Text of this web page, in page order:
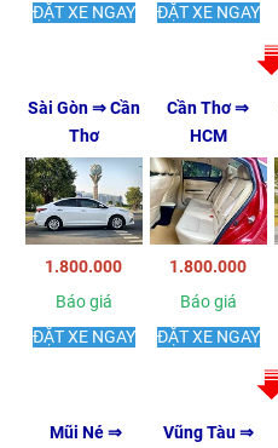
ĐẶT XE NGAY
ĐẶT XE NGAY
Sài Gòn ⇒ Cần
Thơ
Cần Thơ ⇒
HCM
1.800.000 1.800.000
Báo giá
Báo giá
ĐẶT XE NGAY
ĐẶT XE NGAY
Mũi Né ⇒
Vũng Tàu ⇒